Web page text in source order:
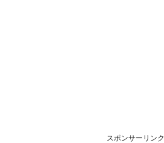
スポンサーリンク